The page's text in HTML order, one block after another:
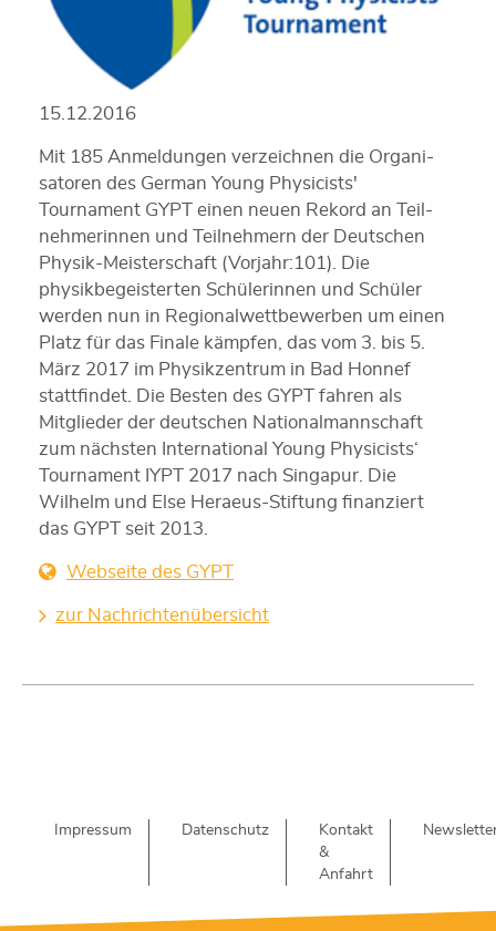
15.12.2016
Mit 185 Anmeldungen verzeichnen die Organi­
satoren des German Young Physicists'
Tournament GYPT einen neuen Rekord an Teil­
nehmerinnen und Teil­nehmern der Deutschen
Physik-Meister­schaft (Vorjahr:101). Die
physikbegeisterten Schülerinnen und Schüler
werden nun in Regionalwettbewerben um einen
Platz für das Finale kämpfen, das vom 3. bis 5.
März 2017 im Physikzentrum in Bad Honnef
stattfindet. Die Besten des GYPT fahren als
Mitglieder der deutschen Nationalmannschaft
zum nächsten International Young Physicists‘
Tournament IYPT 2017 nach Singapur. Die
Wilhelm und Else Heraeus-Stiftung finanziert
das GYPT seit 2013.
Webseite des GYPT
zur Nachrichtenübersicht
Impressum Datenschutz
Kontakt
&
Anfahrt